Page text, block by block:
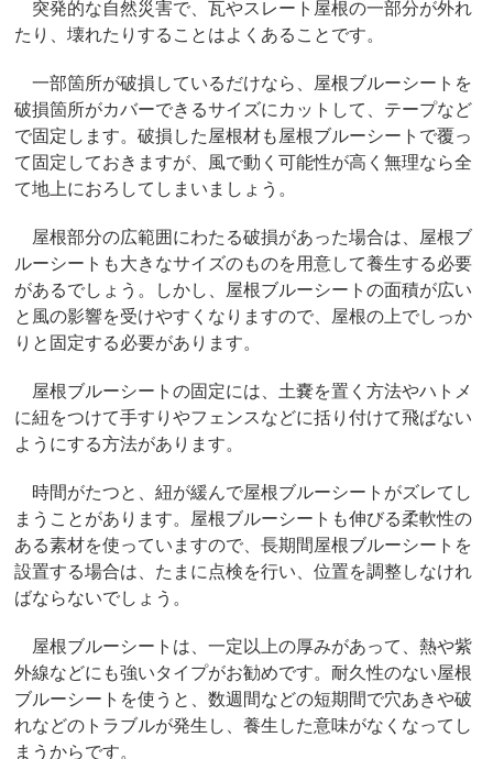
突発的な自然災害で、瓦やスレート屋根の一部分が外れ
たり、壊れたりすることはよくあることです。
一部箇所が破損しているだけなら、屋根ブルーシートを
破損箇所がカバーできるサイズにカットして、テープなど
で固定します。破損した屋根材も屋根ブルーシートで覆っ
て固定しておきますが、風で動く可能性が高く無理なら全
て地上におろしてしまいましょう。
屋根部分の広範囲にわたる破損があった場合は、屋根ブ
ルーシートも大きなサイズのものを用意して養生する必要
があるでしょう。しかし、屋根ブルーシートの面積が広い
と風の影響を受けやすくなりますので、屋根の上でしっか
りと固定する必要があります。
屋根ブルーシートの固定には、土嚢を置く方法やハトメ
に紐をつけて手すりやフェンスなどに括り付けて飛ばない
ようにする方法があります。
時間がたつと、紐が緩んで屋根ブルーシートがズレてし
まうことがあります。屋根ブルーシートも伸びる柔軟性の
ある素材を使っていますので、長期間屋根ブルーシートを
設置する場合は、たまに点検を行い、位置を調整しなけれ
ばならないでしょう。
屋根ブルーシートは、一定以上の厚みがあって、熱や紫
外線などにも強いタイプがお勧めです。耐久性のない屋根
ブルーシートを使うと、数週間などの短期間で穴あきや破
れなどのトラブルが発生し、養生した意味がなくなってし
まうからです。